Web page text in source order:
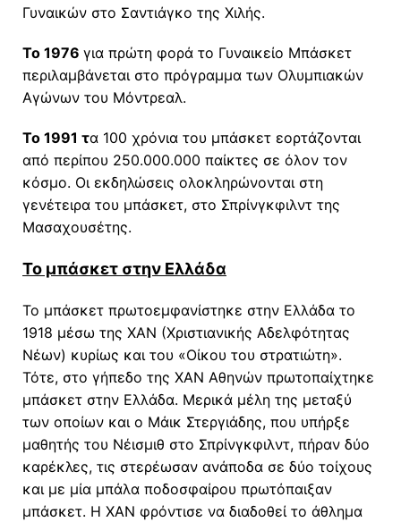
Γυναικών στο Σαντιάγκο της Χιλής.
Το 1976 για πρώτη φορά το Γυναικείο Μπάσκετ
περιλαμβάνεται στο πρόγραμμα των Ολυμπιακών
Αγώνων του Μόντρεαλ.
Το 1991 τα 100 χρόνια του μπάσκετ εορτάζονται
από περίπου 250.000.000 παίκτες σε όλον τον
κόσμο. Οι εκδηλώσεις ολοκληρώνονται στη
γενέτειρα του μπάσκετ, στο Σπρίνγκφιλντ της
Μασαχουσέτης.
Το μπάσκετ στην Ελλάδα
Το μπάσκετ πρωτοεμφανίστηκε στην Ελλάδα το
1918 μέσω της ΧΑΝ (Χριστιανικής Αδελφότητας
Νέων) κυρίως και του «Οίκου του στρατιώτη».
Τότε, στο γήπεδο της ΧΑΝ Αθηνών πρωτοπαίχτηκε
μπάσκετ στην Ελλάδα. Μερικά μέλη της μεταξύ
των οποίων και ο Μάικ Στεργιάδης, που υπήρξε
μαθητής του Νέισμιθ στο Σπρίνγκφιλντ, πήραν δύο
καρέκλες, τις στερέωσαν ανάποδα σε δύο τοίχους
και με μία μπάλα ποδοσφαίρου πρωτόπαιξαν
μπάσκετ. Η ΧΑΝ φρόντισε να διαδοθεί το άθλημα